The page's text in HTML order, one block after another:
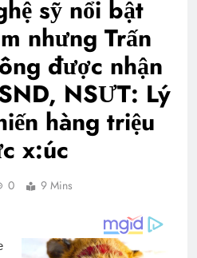
sỹ nổi bật
nhưng Trấn
được nhận
NSƯT: Lý
hàng triệu
x:úc
0 9 Mins